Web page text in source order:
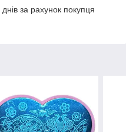
за рахунок покупця